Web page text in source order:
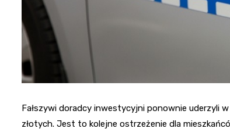
Fałszywi doradcy inwestycyjni ponownie uderzyli
złotych. Jest to kolejne ostrzeżenie dla